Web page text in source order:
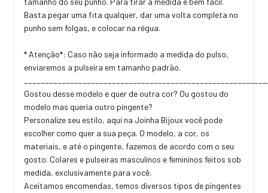
Basta pegar uma fita qualquer, dar uma volta completa no
punho sem folgas, e colocar na régua.
* Atenção*: Caso não seja informado a medida do pulso,
enviaremos a pulseira em tamanho padrão.
Gostou desse modelo e quer de outra cor? Ou gostou do
modelo mas queria outro pingente?
Personalize seu estilo, aqui na Joinha Bijoux você pode
escolher como quer a sua peça. O modelo, a cor, os
materiais, e até o pingente, fazemos de acordo com o seu
gosto. Colares e pulseiras masculinos e femininos feitos sob
medida, exclusivamente para você.
Aceitamos encomendas, temos diversos tipos de pingentes